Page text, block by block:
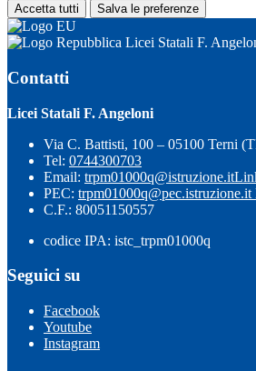
Accetta tutti Salva le preferenze
Licei Statali F.
Contatti
Licei Statali F. Angeloni
Via C. Battisti, 100 – 05100 Terni
Tel: 0744300703
Email: trpm01000q@istruzione.it
PEC: trpm01000q@pec.istruzione.it
C.F.: 80051150557
codice IPA: istc_trpm01000q
Seguici su
Facebook
Youtube
Instagram